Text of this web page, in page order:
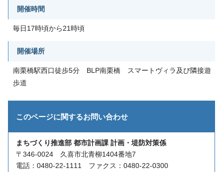
開催時間
毎日17時頃から21時頃
開催場所
南栗橋駅西口徒歩5分 BLP南栗橋 スマートヴィラ及び隣接遊
歩道
このページに関するお問い合わせ
まちづくり推進部 都市計画課 計画・堤防対策係
〒346-0024 久喜市北青柳1404番地7
電話：0480-22-1111 ファクス：0480-22-0300